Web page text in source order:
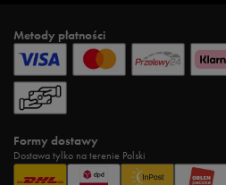
Metody płatności
Formy dostawy
Dostawa tylko na terenie Polski